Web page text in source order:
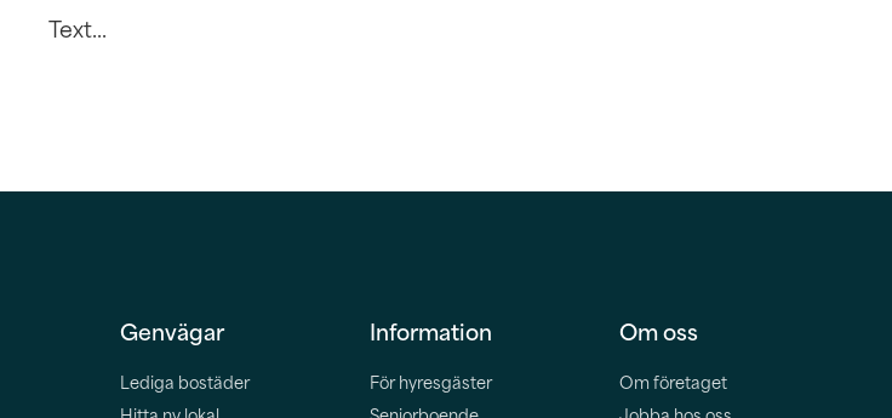
Text...
Genvägar
Lediga bostäder
Information
För hyresgäster
Om oss
Om företaget